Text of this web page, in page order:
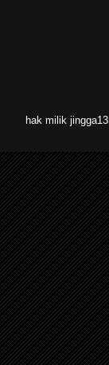
hak milik